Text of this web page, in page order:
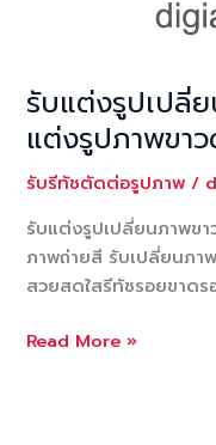
รับแต่งรูปเปลี่
แต่งรูปภาพขา
รับรีทัชตัดต่อรูปภาพ /
รับแต่งรูปเปลี่ยนภาพข
ภาพถ่ายสี รับเปลี่ยนภา
สวยสดใสรีทัชรอยขาดร
รับ
Read More »